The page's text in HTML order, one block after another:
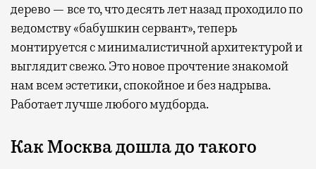
дерево — все то, что десять лет назад проходило по
ведомству «бабушкин сервант», теперь
монтируется с минималистичной архитектурой и
выглядит свежо. Это новое прочтение знакомой
нам всем эстетики, спокойное и без надрыва.
Работает лучше любого мудборда.
Как Москва дошла до такого